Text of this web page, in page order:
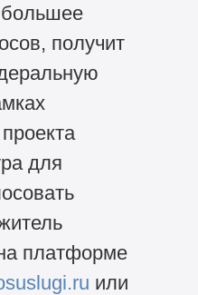
получит
для
платформе
или